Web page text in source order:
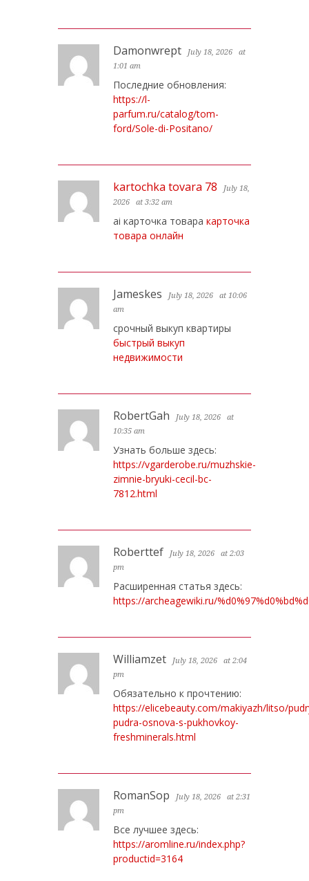
Damonwrept July 18, 2026
at
1:01 am
Последние обновления:
https://l-
parfum.ru/catalog/tom-
ford/Sole-di-Positano/
kartochka tovara 78
July 18,
2026
at 3:32 am
ai карточка товара карточка
товара онлайн
Jameskes July 18, 2026
at 10:06
am
срочный выкуп квартиры
быстрый выкуп
недвижимости
RobertGah July 18, 2026
at
10:35 am
Узнать больше здесь:
https://vgarderobe.ru/muzhskie-
zimnie-bryuki-cecil-bc-
7812.html
Roberttef July 18, 2026
at 2:03
pm
Расширенная статья здесь:
https://archeagewiki.ru/
Williamzet July 18, 2026
at 2:04
pm
Обязательно к прочтению:
https://elicebeauty.com/makiyazh/litso/
pudra-osnova-s-pukhovkoy-
freshminerals.html
RomanSop July 18, 2026
at 2:31
pm
Все лучшее здесь:
https://aromline.ru/index.php?
productid=3164